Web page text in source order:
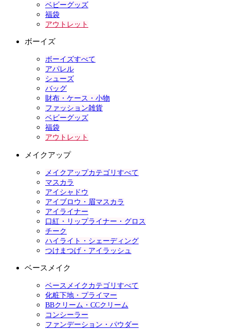
ベビーグッズ
福袋
アウトレット
ボーイズ
ボーイズすべて
アパレル
シューズ
バッグ
財布・ケース・小物
ファッション雑貨
ベビーグッズ
福袋
アウトレット
メイクアップ
メイクアップカテゴリすべて
マスカラ
アイシャドウ
アイブロウ・眉マスカラ
アイライナー
口紅・リップライナー・グロス
チーク
ハイライト・シェーディング
つけまつげ・アイラッシュ
ベースメイク
ベースメイクカテゴリすべて
化粧下地・プライマー
BBクリーム・CCクリーム
コンシーラー
ファンデーション・パウダー